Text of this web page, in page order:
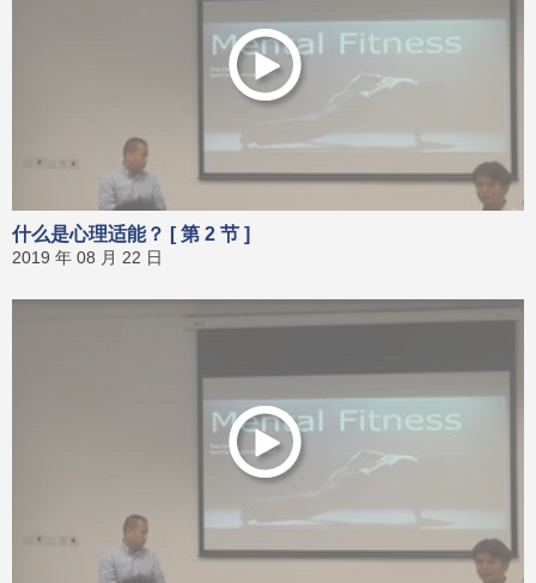
什么是心理适能？ [ 第 2 节 ]
2019 年 08 月 22 日